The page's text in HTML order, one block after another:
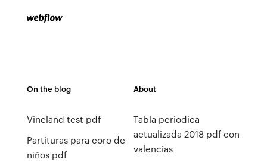
On the blog
Vineland test pdf
Partituras para coro de
niños pdf
About
Tabla periodica
actualizada 2018 pdf con
valencias